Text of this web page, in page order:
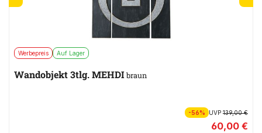
Werbepreis Auf Lager
Wandobjekt 3tlg. MEHDIbraun
-56% UVP139,00 €
60,00 €